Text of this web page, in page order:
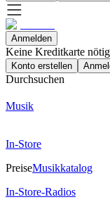
Anmelden
Keine Kreditkarte
Konto erstellen
Durchsuchen
Musik
In-Store
PreiseMusikkatalog
In-Store-Radios